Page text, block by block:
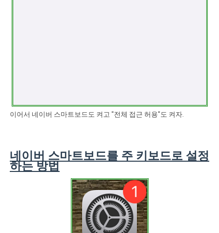
이어서 네이버 스마트보드도 켜고 "전체 접근 허용"도 켜자.
네이버 스마트보드를 주 키보드로 설정
하는 방법